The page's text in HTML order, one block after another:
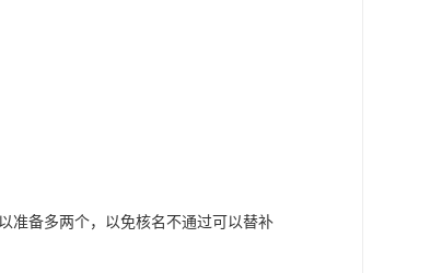
准备多两个，以免核名不通过可以替补